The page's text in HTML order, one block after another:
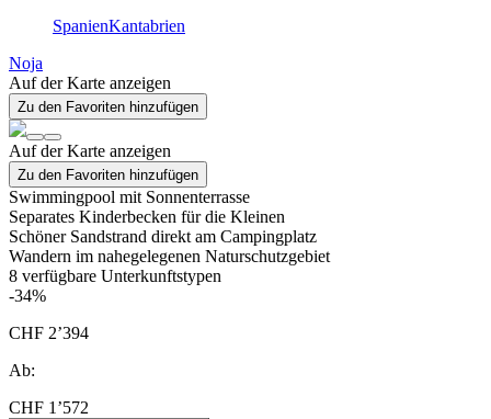
SpanienKantabrien
Noja
Auf der Karte anzeigen
Zu den Favoriten hinzufügen
Auf der Karte anzeigen
Zu den Favoriten hinzufügen
Swimmingpool mit Sonnenterrasse
Separates Kinderbecken für die Kleinen
Schöner Sandstrand direkt am Campingplatz
Wandern im nahegelegenen Naturschutzgebiet
8 verfügbare Unterkunftstypen
-34%
CHF 2’394
Ab:
CHF 1’572